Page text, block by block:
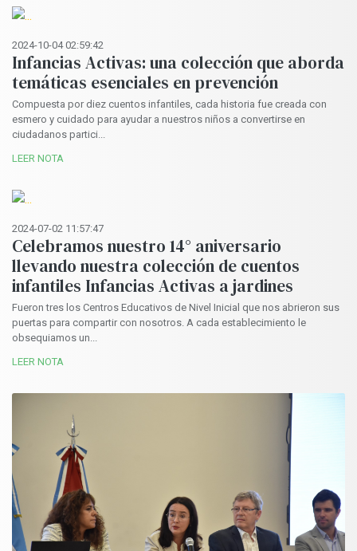
2024-10-04 02:59:42
Infancias Activas: una colección que aborda
temáticas esenciales en prevención
Compuesta por diez cuentos infantiles, cada historia fue creada con
esmero y cuidado para ayudar a nuestros niños a convertirse en
ciudadanos partici...
LEER NOTA
2024-07-02 11:57:47
Celebramos nuestro 14° aniversario
llevando nuestra colección de cuentos
infantiles Infancias Activas a jardines
Fueron tres los Centros Educativos de Nivel Inicial que nos abrieron sus
puertas para compartir con nosotros. A cada establecimiento le
obsequiamos un...
LEER NOTA